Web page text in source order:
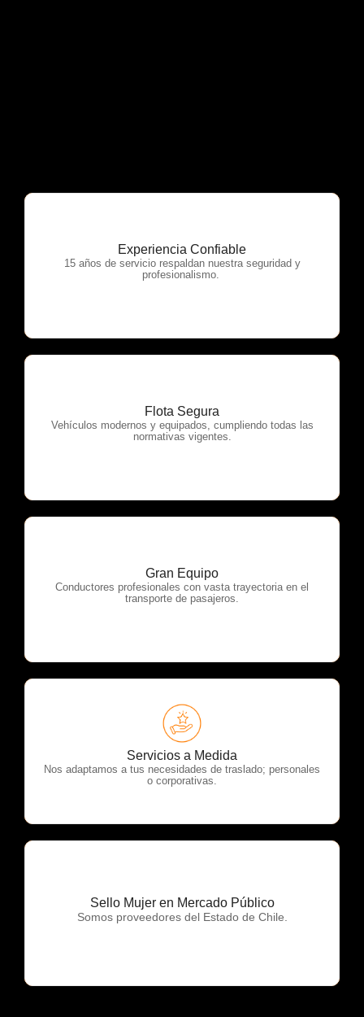
Experiencia Confiable
15 años de servicio respaldan nuestra seguridad y
profesionalismo.
OTP Servicios
Flota Segura
Vehículos modernos y equipados, cumpliendo todas las
normativas vigentes.
OTP Servicios
Gran Equipo
Conductores profesionales con vasta trayectoria en el
transporte de pasajeros.
OTP Servicios
Servicios a Medida
Nos adaptamos a tus necesidades de traslado; personales
o corporativas.
OTP Servicios
Sello Mujer en Mercado Público
Somos proveedores del Estado de Chile.
OTP Servicios